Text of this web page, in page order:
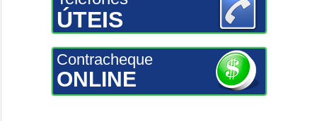
ÚTEIS
Contracheque
ONLINE